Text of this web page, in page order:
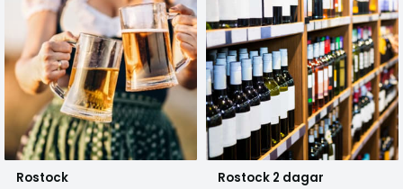
Rostock Rostock 2 dagar